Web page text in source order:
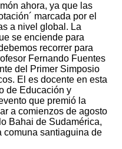
ahora, ya que las
marcada por el
a nivel global. La
se enciende para
recorrer para
Fernando Fuentes
del Primer Simposio
El es docente en esta
de Educación y
que premió la
a comienzos de agosto
Bahai de Sudamérica,
comuna santiaguina de